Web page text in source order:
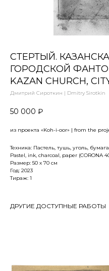
СТЕРТЫЙ.
ГОРОДСКОЙ
KAZAN CHURCH,
Дмитрий Сироткин | Dmitry Sirotkin
50 000 ₽
из проекта «Koh-i-oor» | from the
Техника: Пастель, тушь, уголь,
Pastel, ink, charcoal, paper (CORONA
Размер: 50 х 70 см
Год: 2023
Тираж: 1
ДРУГИЕ ДОСТУПНЫЕ РАБОТЫ